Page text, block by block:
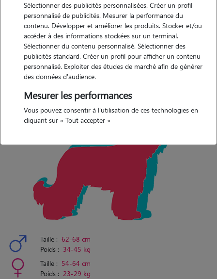
elles sont laissées naturelles.
Le dos est droit, la croupe peu inclinée et arrondie avec une poitrine
large et longue descendue jusqu’aux coudes.
La queue est entière et portée bas, elle descend au moins jusqu’à la
pointe du jarret formant un léger crochet et forme de J.
Taille : 62-68 cm
Poids : 34-45 kg
Taille : 54-64 cm
Poids : 23-29 kg
Sélectionner des publicités personnalisées. Créer un profil
personnalisé de publicités. Mesurer la performance du
contenu. Développer et améliorer les produits. Stocker et/ou
accéder à des informations stockées sur un terminal.
Sélectionner du contenu personnalisé. Sélectionner des
publicités standard. Créer un profil pour afficher un contenu
personnalisé. Exploiter des études de marché afin de générer
des données d'audience.
Mesurer les performances
Vous pouvez consentir à l'utilisation de ces technologies en
cliquant sur « Tout accepter »